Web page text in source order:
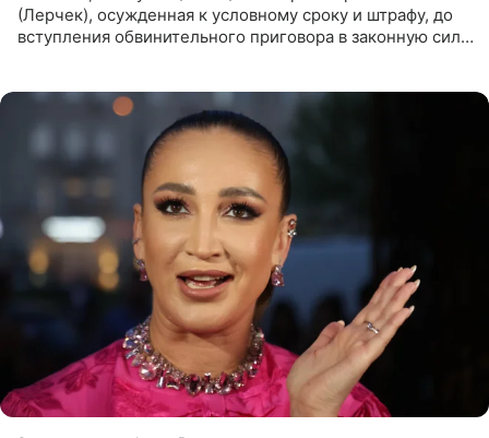
(Лерчек), осужденная к условному сроку и штрафу, до
вступления обвинительного приговора в законную силу